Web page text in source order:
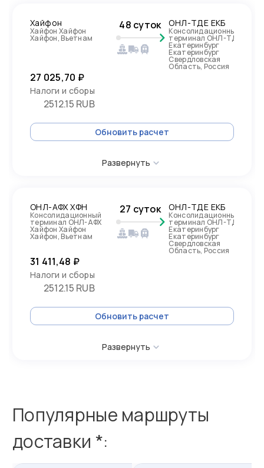
Хайфон
Хайфон Хайфон
Хайфон, Вьетнам
48 суток ОНЛ-ТДЕ ЕКБ
Консолидационный
терминал ОНЛ-ТДЕ
Екатеринбург
Екатеринбург
Свердловская
Область, Россия
27 025,70 ₽
Налоги и сборы
2512.15 RUB
Обновить расчет
Развернуть
ОНЛ-АФХ ХФН
Консолидационный
терминал ОНЛ-АФХ
Хайфон Хайфон
Хайфон, Вьетнам
27 суток ОНЛ-ТДЕ ЕКБ
Консолидационный
терминал ОНЛ-ТДЕ
Екатеринбург
Екатеринбург
Свердловская
Область, Россия
31 411,48 ₽
Налоги и сборы
2512.15 RUB
Обновить расчет
Развернуть
Популярные маршруты
доставки *: